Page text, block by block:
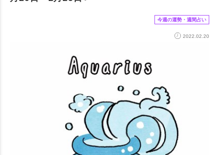
今週の運勢・週間占い
2022.02.20